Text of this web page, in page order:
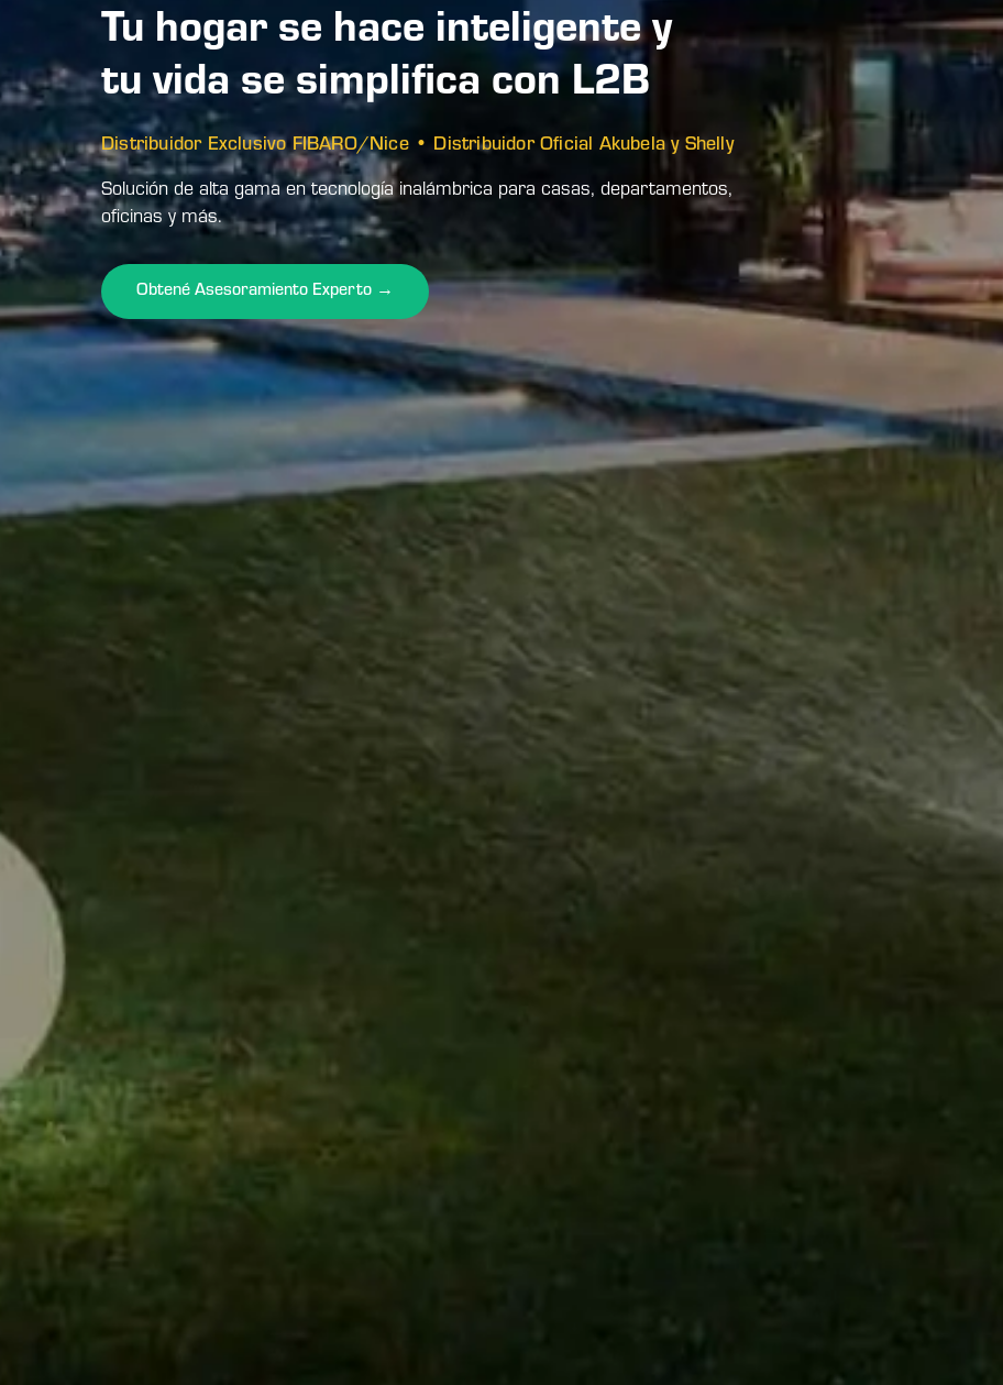
Tu hogar se hace inteligente y
tu vida se simplifica con L2B
Distribuidor Exclusivo FIBARO/Nice • Distribuidor Oficial Akubela y Shelly
Solución de alta gama en tecnología inalámbrica para casas, departamentos,
oficinas y más.
Obtené Asesoramiento Experto →